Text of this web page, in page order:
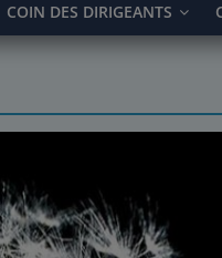
COIN DES DIRIGEANTS